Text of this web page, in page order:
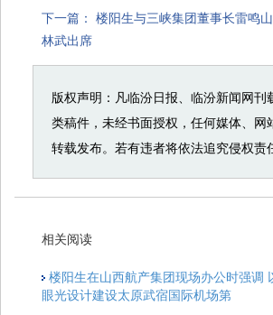
下一篇： 楼阳生与三峡集团董事长雷鸣
林武出席
版权声明：凡临汾日报、临汾新闻网刊
类稿件，未经书面授权，任何媒体、网
转载发布。若有违者将依法追究侵权责
相关阅读
楼阳生在山西航产集团现场办公时强调
眼光设计建设太原武宿国际机场第